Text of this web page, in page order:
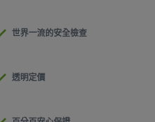
世界一流的安全檢查
透明定價